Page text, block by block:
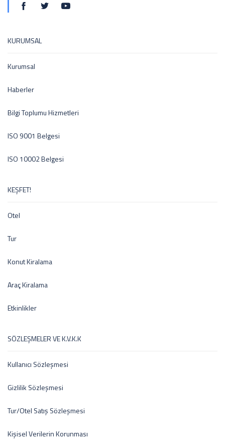
KURUMSAL
Kurumsal
Haberler
Bilgi Toplumu Hizmetleri
ISO 9001 Belgesi
ISO 10002 Belgesi
KEŞFET!
Otel
Tur
Konut Kiralama
Araç Kiralama
Etkinlikler
SÖZLEŞMELER VE K.V.K.K
Kullanıcı Sözleşmesi
Gizlilik Sözleşmesi
Tur/Otel Satış Sözleşmesi
Kişisel Verilerin Korunması